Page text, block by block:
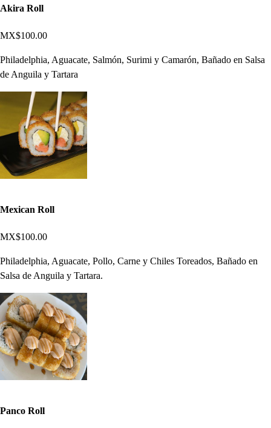
Akira Roll
MX$100.00
Philadelphia, Aguacate, Salmón, Surimi y Camarón, Bañado en Salsa
de Anguila y Tartara
Mexican Roll
MX$100.00
Philadelphia, Aguacate, Pollo, Carne y Chiles Toreados, Bañado en
Salsa de Anguila y Tartara.
Panco Roll